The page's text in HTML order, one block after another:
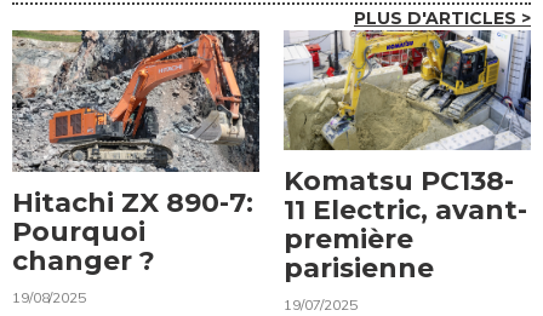
PLUS D'ARTICLES >
Hitachi ZX 890-7:
Pourquoi
changer ?
19/08/2025
Komatsu PC138-
11 Electric, avant-
première
parisienne
19/07/2025